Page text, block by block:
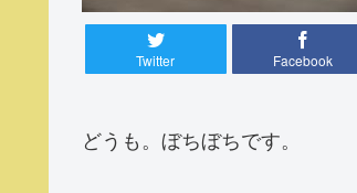
Twitter Facebook
どうも。ぼちぼちです。